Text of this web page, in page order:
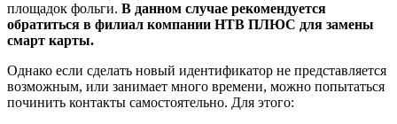
площадок фольги. В данном случае рекомендуется
обратиться в филиал компании НТВ ПЛЮС для замены
смарт карты.
Однако если сделать новый идентификатор не представляется
возможным, или занимает много времени, можно попытаться
починить контакты самостоятельно. Для этого: